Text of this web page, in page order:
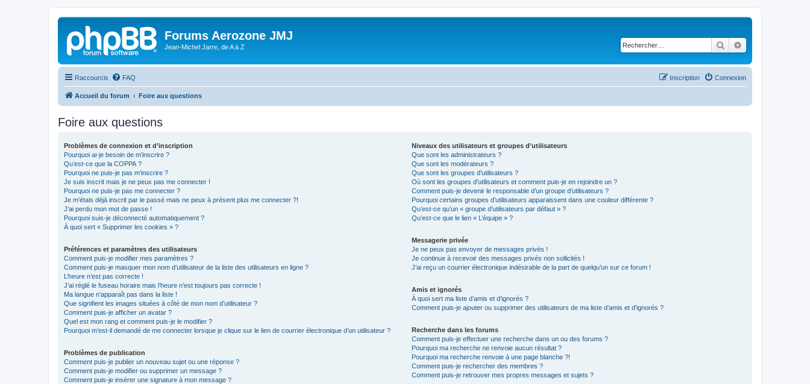
Forums Aerozone JMJ
Jean-Michel Jarre, de A à Z Rechercher
Raccourcis FAQ Connexion
Inscription
Accueil du forum Foire aux questions
Foire aux questions
Problèmes de connexion et d’inscription
Pourquoi ai-je besoin de m’inscrire ?
Qu’est-ce que la COPPA ?
Pourquoi ne puis-je pas m’inscrire ?
Je suis inscrit mais je ne peux pas me connecter !
Pourquoi ne puis-je pas me connecter ?
Je m’étais déjà inscrit par le passé mais ne peux à présent plus me connecter ?!
J’ai perdu mon mot de passe !
Pourquoi suis-je déconnecté automatiquement ?
À quoi sert « Supprimer les cookies » ?
Préférences et paramètres des utilisateurs
Comment puis-je modifier mes paramètres ?
Comment puis-je masquer mon nom d’utilisateur de la liste des utilisateurs en ligne ?
L’heure n’est pas correcte !
J’ai réglé le fuseau horaire mais l’heure n’est toujours pas correcte !
Ma langue n’apparaît pas dans la liste !
Que signifient les images situées à côté de mon nom d’utilisateur ?
Comment puis-je afficher un avatar ?
Quel est mon rang et comment puis-je le modifier ?
Pourquoi m’est-il demandé de me connecter lorsque je clique sur le lien de courrier électronique d’un utilisateur ?
Problèmes de publication
Comment puis-je publier un nouveau sujet ou une réponse ?
Comment puis-je modifier ou supprimer un message ?
Comment puis-je insérer une signature à mon message ?
Niveaux des utilisateurs et groupes d’utilisateurs
Que sont les administrateurs ?
Que sont les modérateurs ?
Que sont les groupes d’utilisateurs ?
Où sont les groupes d’utilisateurs et comment puis-je en rejoindre un ?
Comment puis-je devenir le responsable d’un groupe d’utilisateurs ?
Pourquoi certains groupes d’utilisateurs apparaissent dans une couleur différente ?
Qu’est-ce qu’un « groupe d’utilisateurs par défaut » ?
Qu’est-ce que le lien « L’équipe » ?
Messagerie privée
Je ne peux pas envoyer de messages privés !
Je continue à recevoir des messages privés non sollicités !
J’ai reçu un courrier électronique indésirable de la part de quelqu’un sur ce forum !
Amis et ignorés
À quoi sert ma liste d’amis et d’ignorés ?
Comment puis-je ajouter ou supprimer des utilisateurs de ma liste d’amis et d’ignorés ?
Recherche dans les forums
Comment puis-je effectuer une recherche dans un ou des forums ?
Pourquoi ma recherche ne renvoie aucun résultat ?
Pourquoi ma recherche renvoie à une page blanche ?!
Comment puis-je rechercher des membres ?
Comment puis-je retrouver mes propres messages et sujets ?